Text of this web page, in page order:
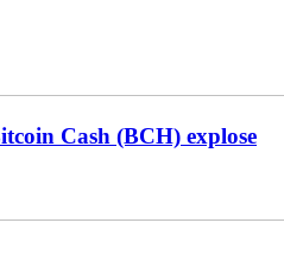
Cash (BCH) explose